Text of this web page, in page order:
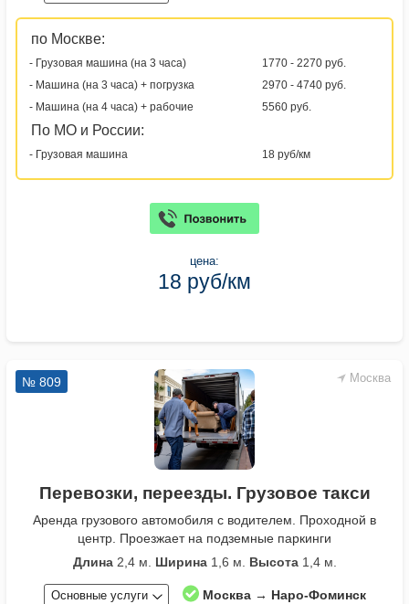
по Москве:
- Грузовая машина (на 3 часа)
1770 - 2270 руб.
- Машина (на 3 часа) + погрузка
2970 - 4740 руб.
- Машина (на 4 часа) + рабочие
5560 руб.
По МО и России:
- Грузовая машина 18 руб/км
цена:
18 руб/км
Москва
№ 809
Перевозки, переезды. Грузовое такси
Аренда грузового автомобиля с водителем. Проходной в
центр. Проезжает на подземные паркинги
Длина2,4 м. Ширина1,6 м. Высота1,4 м.
Основные услуги Москва → Наро-Фоминск